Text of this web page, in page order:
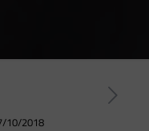
10/2018